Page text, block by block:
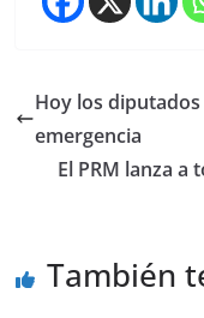
Hoy los
emergencia
El PRM lanza a
También